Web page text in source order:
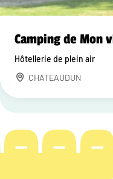
Camping de Mon
Hôtellerie de plein air
CHATEAUDUN